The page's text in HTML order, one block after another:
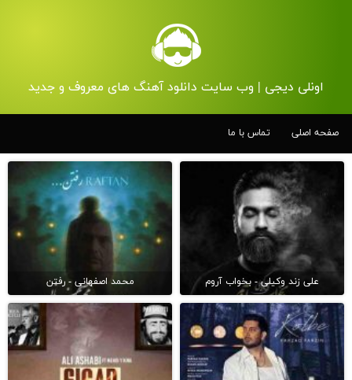
اونلی دیجی | وب سایت دانلود آهنگ های معروف و جدید
صفحه اصلی تماس با ما
علی زند وکیلی - بخواب آروم محمد اصفهانی - رفتن